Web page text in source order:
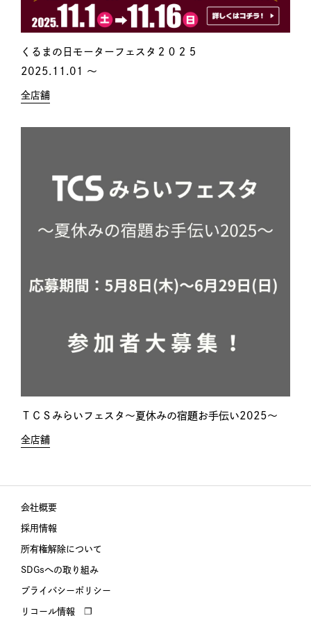
くるまの日モーターフェスタ２０２５
2025.11.01 〜
全店舗
ＴＣＳみらいフェスタ～夏休みの宿題お手伝い2025～
全店舗
会社概要
採用情報
所有権解除について
SDGsへの取り組み
プライバシーポリシー
リコール情報